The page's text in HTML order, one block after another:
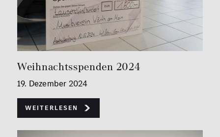
Weihnachtsspenden 2024
19. Dezember 2024
Weiterlesen